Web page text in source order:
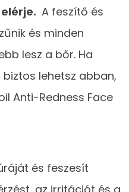
A feszítő és
és minden
lesz a bőr. Ha
lehetsz abban,
Anti-Redness Face
és feszesít